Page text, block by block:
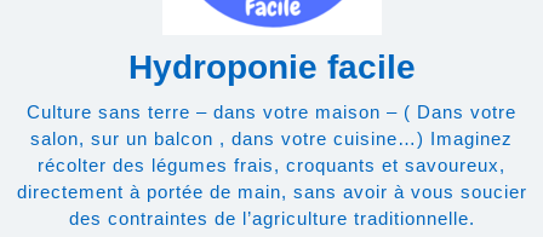
Hydroponie facile
Culture sans terre – dans votre maison – ( Dans votre
salon, sur un balcon , dans votre cuisine…) Imaginez
récolter des légumes frais, croquants et savoureux,
directement à portée de main, sans avoir à vous soucier
des contraintes de l’agriculture traditionnelle.